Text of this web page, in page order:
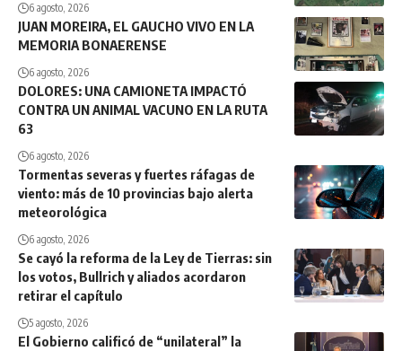
6 agosto, 2026
JUAN MOREIRA, EL GAUCHO VIVO EN LA
MEMORIA BONAERENSE
6 agosto, 2026
DOLORES: UNA CAMIONETA IMPACTÓ
CONTRA UN ANIMAL VACUNO EN LA RUTA
63
6 agosto, 2026
Tormentas severas y fuertes ráfagas de
viento: más de 10 provincias bajo alerta
meteorológica
6 agosto, 2026
Se cayó la reforma de la Ley de Tierras: sin
los votos, Bullrich y aliados acordaron
retirar el capítulo
5 agosto, 2026
El Gobierno calificó de “unilateral” la